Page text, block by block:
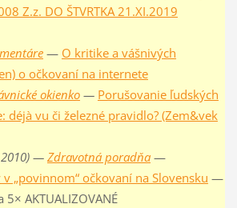
Z.z. DO ŠTVRTKA 21.XI.2019
— O kritike a vášnivých
o očkovaní na internete
okienko— Porušovanie ľudských
déjà vu či železné pravidlo? (Zem&vek
— Zdravotná poradňa—
„povinnom“ očkovaní na Slovensku —
5× AKTUALIZOVANÉ